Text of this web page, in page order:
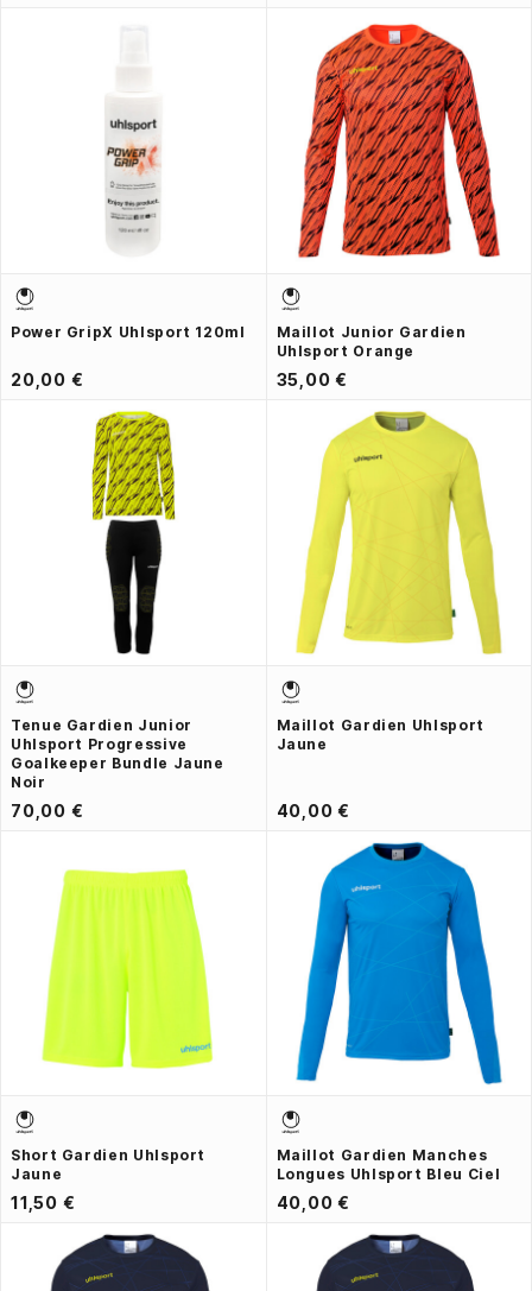
Power GripX Uhlsport 120ml
20,00 €
Maillot Junior Gardien
Uhlsport Orange
35,00 €
Tenue Gardien Junior
Uhlsport Progressive
Goalkeeper Bundle Jaune
Noir
70,00 €
Maillot Gardien Uhlsport
Jaune
40,00 €
Short Gardien Uhlsport
Jaune
11,50 €
Maillot Gardien Manches
Longues Uhlsport Bleu Ciel
40,00 €